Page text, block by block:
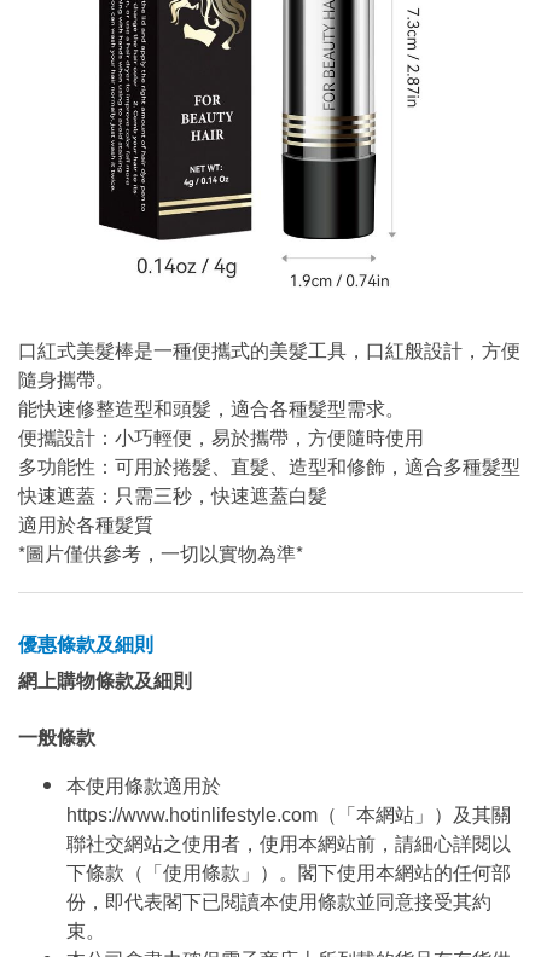
口紅式美髮棒是一種便攜式的美髮工具，口紅般設計，方便
隨身攜帶。
能快速修整造型和頭髮，適合各種髮型需求。
便攜設計：小巧輕便，易於攜帶，方便隨時使用
多功能性：可用於捲髮、直髮、造型和修飾，適合多種髮型
快速遮蓋：只需三秒，快速遮蓋白髮
適用於各種髮質
*圖片僅供參考，一切以實物為準*
優惠條款及細則
網上購物條款及細則
一般條款
本使用條款適用於
https://www.hotinlifestyle.com（「本網站」）及其關
聯社交網站之使用者，使用本網站前，請細心詳閱以
下條款（「使用條款」）。閣下使用本網站的任何部
份，即代表閣下已閱讀本使用條款並同意接受其約
束。